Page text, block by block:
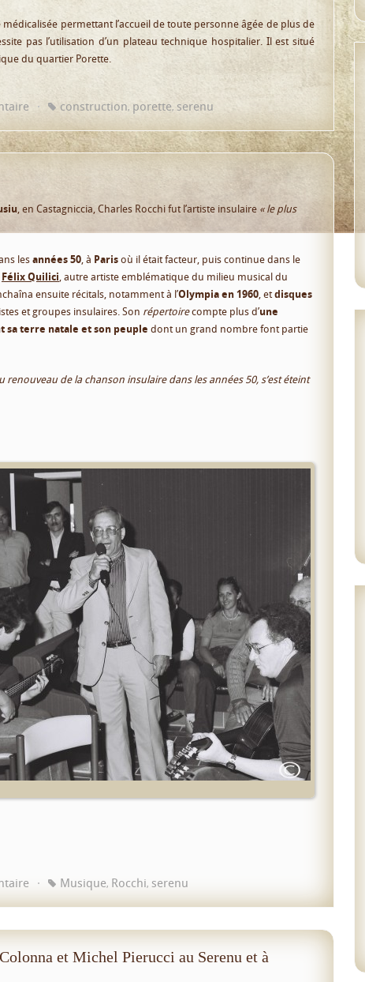
permettant l’accueil de toute personne âgée de plus de
pas l’utilisation d’un plateau technique hospitalier. Il est situé
du quartier Porette.
construction, porette, serenu
, en Castagniccia, Charles Rocchi fut l’artiste insulaire « le plus
lesannées 50, à Parisoù il était facteur, puis continue dans le
Félix Quilici, autre artiste emblématique du milieu musical du
ensuite récitals, notamment à l’Olympia en 1960, etdisques
et groupes insulaires. Son répertoirecompte plus d’une
sa terre natale et son peuple dont un grand nombre font partie
de la chanson insulaire dans les années 50, s’est éteint
Musique, Rocchi, serenu
et Michel Pierucci au Serenu et à